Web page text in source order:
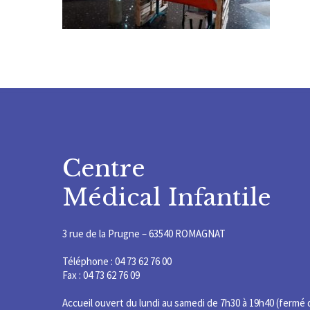
Centre
Médical Infantile
3 rue de la Prugne – 63540 ROMAGNAT
Téléphone : 04 73 62 76 00
Fax : 04 73 62 76 09
Accueil ouvert du lundi au samedi de 7h30 à 19h40 (fermé